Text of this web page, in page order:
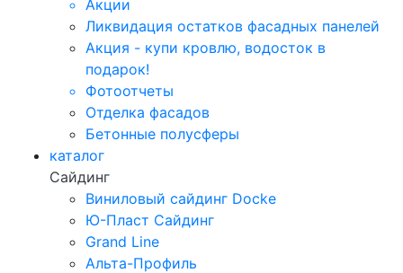
Акции
Ликвидация остатков фасадных панелей
Акция - купи кровлю, водосток в
подарок!
Фотоотчеты
Отделка фасадов
Бетонные полусферы
каталог
Сайдинг
Виниловый сайдинг Docke
Ю-Пласт Сайдинг
Grand Line
Альта-Профиль